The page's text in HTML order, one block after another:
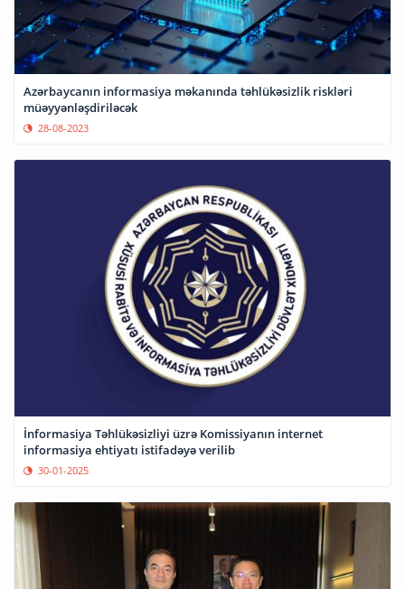
Azərbaycanın informasiya məkanında təhlükəsizlik riskləri
müəyyənləşdiriləcək
28-08-2023
İnformasiya Təhlükəsizliyi üzrə Komissiyanın internet
informasiya ehtiyatı istifadəyə verilib
30-01-2025